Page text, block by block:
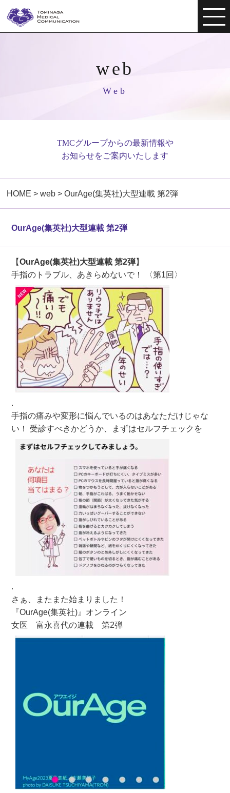
web
Web
TMCグループからの最新情報や
お知らせをご案内いたします
HOME >web >OurAge(集英社)大型連載 第2弾
OurAge(集英社)大型連載 第2弾
【OurAge(集英社)大型連載 第2弾】
手指のトラブル、あきらめないで！ 〈第1回〉
.
手指の痛みや変形に悩んでいるのはあなただけじゃな
い！ 受診すべきかどうか、まずはセルフチェックを
.
さぁ、またまた始まりました！
『OurAge(集英社)』オンライン
女医 富永喜代の連載 第2弾